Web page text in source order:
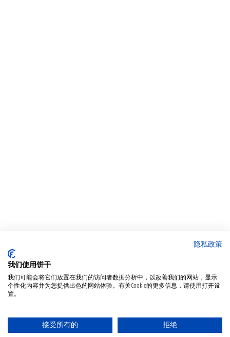
隐私政策
我们使用饼干
我们可能会将它们放置在我们的访问者数据分析中，以改善我们的网站，显示
个性化内容并为您提供出色的网站体验。有关Cookie的更多信息，请使用打开设
置。
接受所有的 拒绝